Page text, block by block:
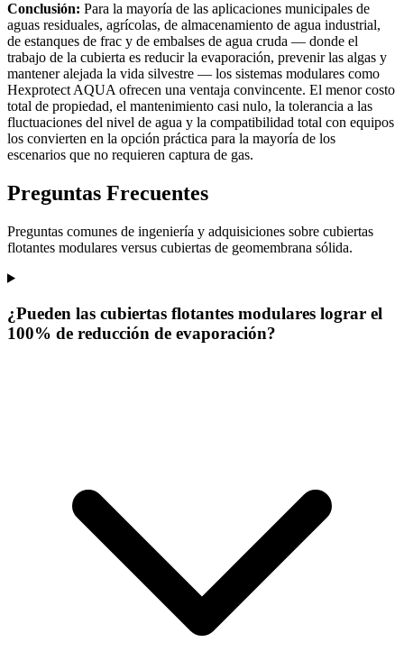
Conclusión: Para la mayoría de las aplicaciones municipales de
aguas residuales, agrícolas, de almacenamiento de agua industrial,
de estanques de frac y de embalses de agua cruda — donde el
trabajo de la cubierta es reducir la evaporación, prevenir las algas y
mantener alejada la vida silvestre — los sistemas modulares como
Hexprotect AQUA ofrecen una ventaja convincente. El menor costo
total de propiedad, el mantenimiento casi nulo, la tolerancia a las
fluctuaciones del nivel de agua y la compatibilidad total con equipos
los convierten en la opción práctica para la mayoría de los
escenarios que no requieren captura de gas.
Preguntas Frecuentes
Preguntas comunes de ingeniería y adquisiciones sobre cubiertas
flotantes modulares versus cubiertas de geomembrana sólida.
¿Pueden las cubiertas flotantes modulares lograr el
100% de reducción de evaporación?